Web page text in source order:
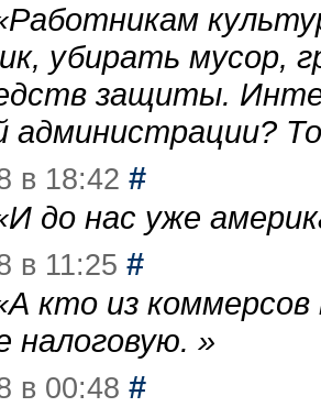
Работникам
убирать мусор,
защиты.
администрации?
в 18:42 #
И до нас уже
в 11:25 #
А кто из
»
в 00:48 #